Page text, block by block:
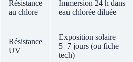
Résistance
au chlore
Immersion 24 h dans
eau chlorée diluée
Résistance
UV
Exposition solaire
5–7 jours (ou fiche
tech)